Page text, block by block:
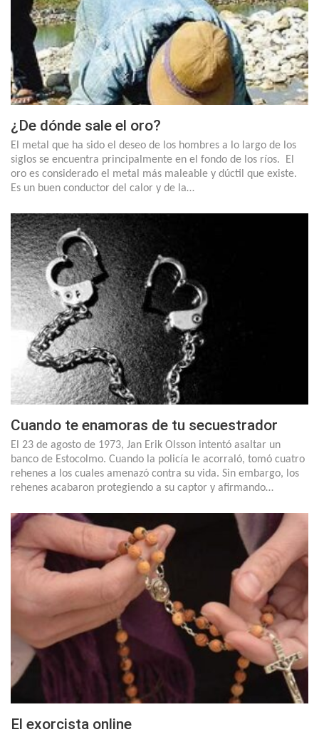
¿De dónde sale el oro?
El metal que ha sido el deseo de los hombres a lo largo de los
siglos se encuentra principalmente en el fondo de los ríos. El
oro es considerado el metal más maleable y dúctil que existe.
Es un buen conductor del calor y de la…
Cuando te enamoras de tu secuestrador
El 23 de agosto de 1973, Jan Erik Olsson intentó asaltar un
banco de Estocolmo. Cuando la policía le acorraló, tomó cuatro
rehenes a los cuales amenazó contra su vida. Sin embargo, los
rehenes acabaron protegiendo a su captor y afirmando…
El exorcista online